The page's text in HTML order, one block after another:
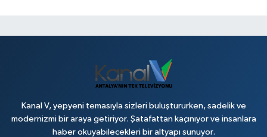
Kanal V, yepyeni temasıyla sizleri buluştururken, sadelik ve
modernizmi bir araya getiriyor. Şatafattan kaçınıyor ve insanlara
haber okuyabilecekleri bir altyapı sunuyor.